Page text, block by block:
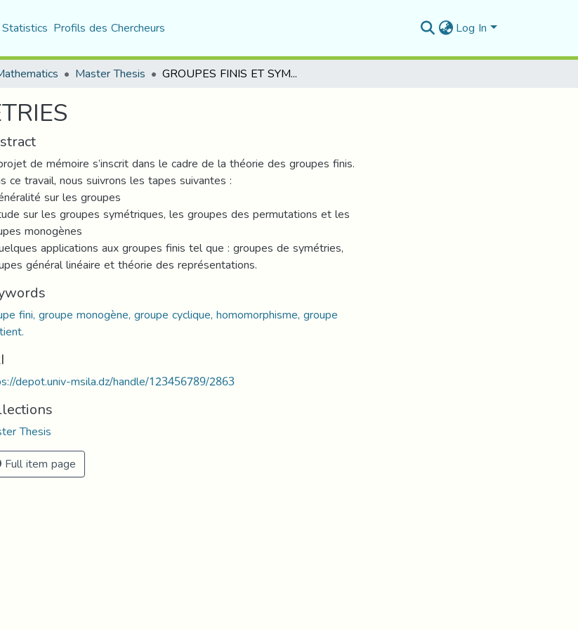
Statistics Profils des Chercheurs Log In
Master Thesis GROUPES FINIS ET SYMETRIES
de mémoire s’inscrit dans le cadre de la théorie des groupes finis.
ce travail, nous suivrons les tapes suivantes :
sur les groupes
sur les groupes symétriques, les groupes des permutations et les
monogènes
applications aux groupes finis tel que : groupes de symétries,
général linéaire et théorie des représentations.
fini, groupe monogène, groupe cyclique, homomorphisme, groupe
depot.univ-msila.dz/handle/123456789/2863
Thesis
Full item page